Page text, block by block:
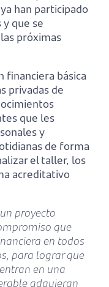
han participado
que se
próximas
financiera básica
privadas de
que les
y
de forma
el taller, los
acreditativo
proyecto
que
en todos
para lograr que
en una
adquieran